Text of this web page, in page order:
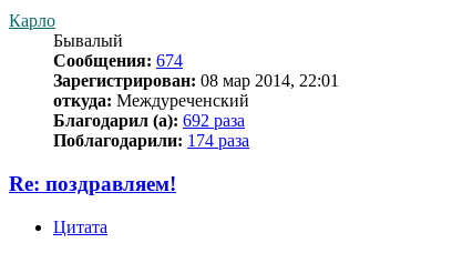
Карло
Бывалый
Сообщения: 674
Зарегистрирован: 08 мар 2014, 22:01
откуда: Междуреченский
Благодарил (а): 692 раза
Поблагодарили: 174 раза
Re: поздравляем!
Цитата